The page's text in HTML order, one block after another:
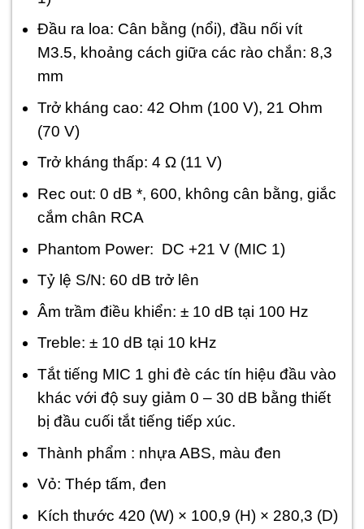
Đầu ra loa: Cân bằng (nổi), đầu nối vít
M3.5, khoảng cách giữa các rào chắn: 8,3
mm
Trở kháng cao: 42 Ohm (100 V), 21 Ohm
(70 V)
Trở kháng thấp: 4 Ω (11 V)
Rec out: 0 dB *, 600, không cân bằng, giắc
cắm chân RCA
Phantom Power: DC +21 V (MIC 1)
Tỷ lệ S/N: 60 dB trở lên
Âm trầm điều khiển: ± 10 dB tại 100 Hz
Treble: ± 10 dB tại 10 kHz
Tắt tiếng MIC 1 ghi đè các tín hiệu đầu vào
khác với độ suy giảm 0 – 30 dB bằng thiết
bị đầu cuối tắt tiếng tiếp xúc.
Thành phẩm : nhựa ABS, màu đen
Vỏ: Thép tấm, đen
Kích thước 420 (W) × 100,9 (H) × 280,3 (D)